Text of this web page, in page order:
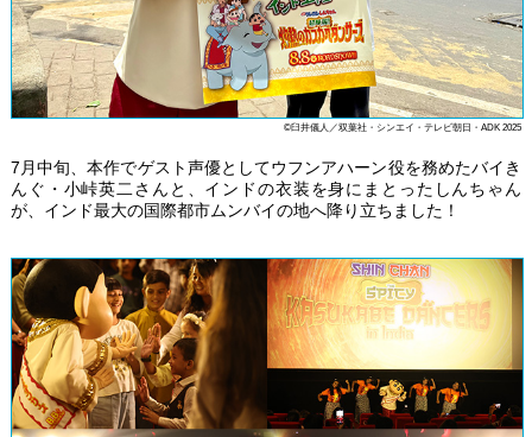
©臼井儀人／双葉社・シンエイ・テレビ朝日・ADK 2025
7月中旬、本作でゲスト声優としてウフンアハーン役を務めたバイき
んぐ・小峠英二さんと、インドの衣装を身にまとったしんちゃん
が、インド最大の国際都市ムンバイの地へ降り立ちました！